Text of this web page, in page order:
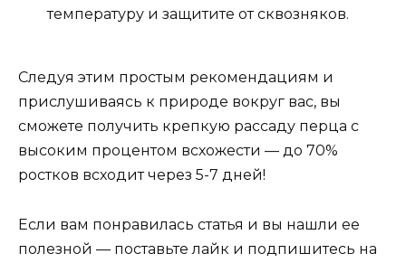
температуру и защитите от сквозняков.
Следуя этим простым рекомендациям и
прислушиваясь к природе вокруг вас, вы
сможете получить крепкую рассаду перца с
высоким процентом всхожести — до 70%
ростков всходит через 5-7 дней!
Если вам понравилась статья и вы нашли ее
полезной — поставьте лайк и подпишитесь на